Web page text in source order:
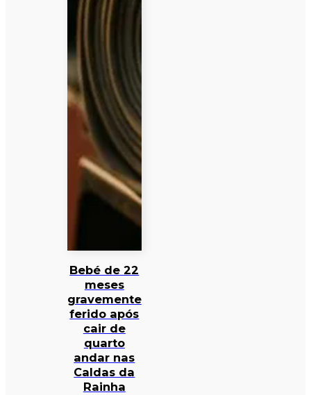
Bebé de 22
meses
gravemente
ferido após
cair de
quarto
andar nas
Caldas da
Rainha